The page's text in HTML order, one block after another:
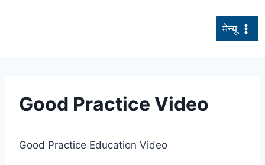
मेन्यू
Good Practice Video
Good Practice Education Video